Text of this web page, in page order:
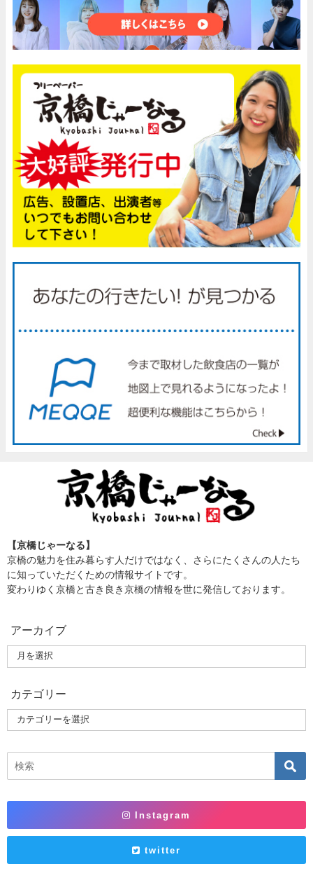
【京橋じゃーなる】
京橋の魅力を住み暮らす人だけではなく、さらにたくさんの人たち
に知っていただくための情報サイトです。
変わりゆく京橋と古き良き京橋の情報を世に発信しております。
アーカイブ
カテゴリー
Instagram
twitter